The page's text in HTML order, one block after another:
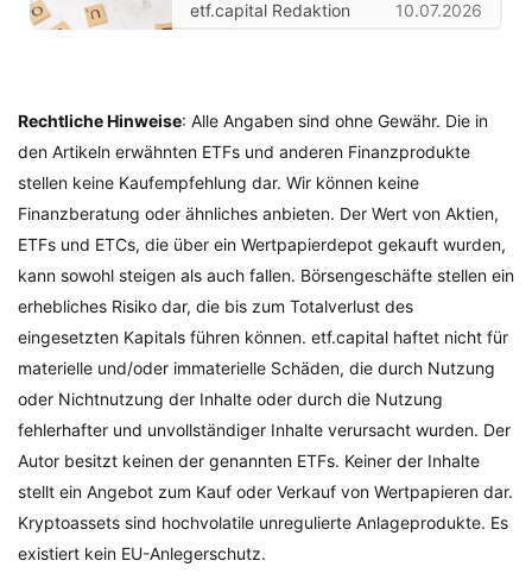
etf.capital Redaktion 10.07.2026
Rechtliche Hinweise: Alle Angaben sind ohne Gewähr. Die in
den Artikeln erwähnten ETFs und anderen Finanzprodukte
stellen keine Kaufempfehlung dar. Wir können keine
Finanzberatung oder ähnliches anbieten. Der Wert von Aktien,
ETFs und ETCs, die über ein Wertpapierdepot gekauft wurden,
kann sowohl steigen als auch fallen. Börsengeschäfte stellen ein
erhebliches Risiko dar, die bis zum Totalverlust des
eingesetzten Kapitals führen können. etf.capital haftet nicht für
materielle und/oder immaterielle Schäden, die durch Nutzung
oder Nichtnutzung der Inhalte oder durch die Nutzung
fehlerhafter und unvollständiger Inhalte verursacht wurden. Der
Autor besitzt keinen der genannten ETFs. Keiner der Inhalte
stellt ein Angebot zum Kauf oder Verkauf von Wertpapieren dar.
Kryptoassets sind hochvolatile unregulierte Anlageprodukte. Es
existiert kein EU-Anlegerschutz.